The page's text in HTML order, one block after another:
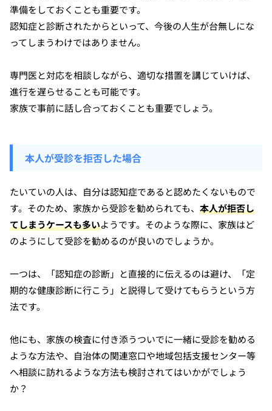
準備をしておくことも重要です。
認知症と診断されたからといって、今後の人生が台無しにな
ってしまうわけではありません。
専門医と対応を相談しながら、適切な措置を講じていけば、
進行を遅らせることも可能です。
家族で事前に話し合っておくことも重要でしょう。
本人が受診を拒否した場合
たいていの人は、自分は認知症であると認めたくないもので
す。そのため、家族から受診を勧められても、 本人が拒否し
てしまうケースも多いようです。そのような際に、家族はど
のようにして受診を勧めるのが良いのでしょうか。
一つは、「認知症の診断」と直接的に伝えるのは避け、「定
期的な健康診断に行こう」と説得して受けてもらうという方
法です。
他にも、家族の検査に付き添うついでに一緒に受診を勧める
ような方法や、自治体の関連窓口や地域包括支援センター等
へ相談に訪れるような方法も検討されてはいかがでしょう
か？